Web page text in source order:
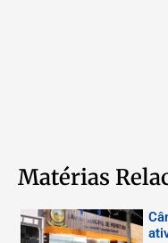
Matérias